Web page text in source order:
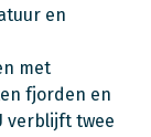
en
met
fjorden en
verblijft twee